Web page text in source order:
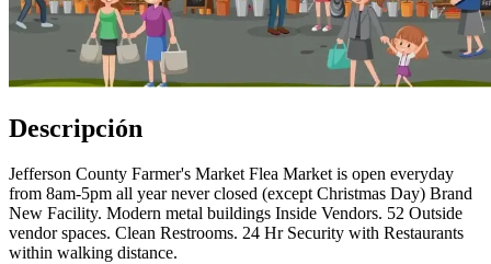
Descripción
Jefferson County Farmer's Market Flea Market is open everyday
from 8am-5pm all year never closed (except Christmas Day) Brand
New Facility. Modern metal buildings Inside Vendors. 52 Outside
vendor spaces. Clean Restrooms. 24 Hr Security with Restaurants
within walking distance.